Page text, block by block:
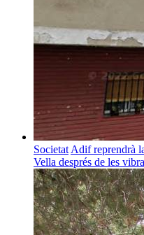
Societat Adif reprendrà
Vella després de les